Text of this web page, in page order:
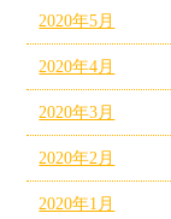
2020年5月
2020年4月
2020年3月
2020年2月
2020年1月